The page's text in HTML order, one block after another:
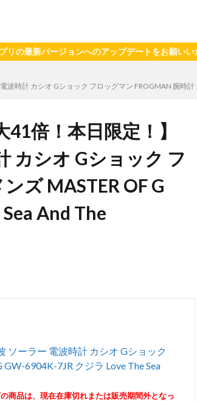
ージョンへのアップデートをお願いいたします
時計 カシオ Gショック フロッグマン FROGMAN 腕時
倍！本日限定！】
カシオ Gショック フ
ズ MASTER OF G
And The
ソーラー 電波時計 カシオ Gショック
6904K-7JR クジラ Love The Sea
商品は、現在在庫切れまたは販売期間外となっ